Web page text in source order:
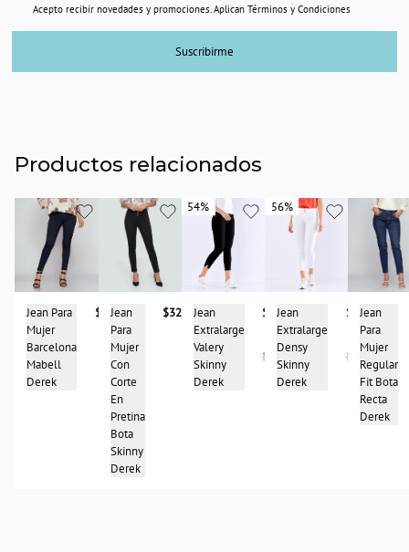
Acepto recibir novedades y promociones. Aplican Términos y Condiciones
Suscribirme
Productos relacionados
Jean Para
Mujer
Barcelona
Mabell
Derek
$327.900
Jean
Para
Mujer
Con
Corte
En
Pretina
Bota
Skinny
Derek
$327.900
54%
54%
Jean
Extralarge
Valery
Skinny
Derek
$99.950
$214.950
56%
56%
Jean
Extralarge
Densy
Skinny
Derek
$99.950
$227.950
Jean
Para
Mujer
Regular
Fit Bota
Recta
Derek